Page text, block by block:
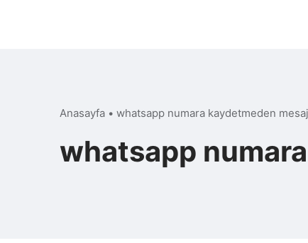
Anasayfa • whatsapp numara kaydetmeden mesaj
whatsapp